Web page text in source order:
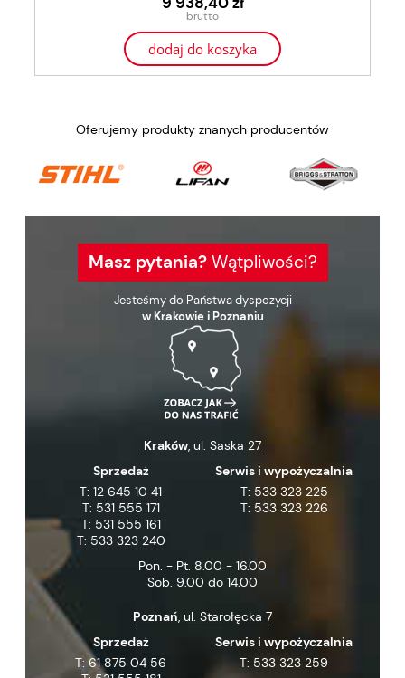
dodaj do koszyka
Oferujemy produkty znanych producentów
Masz pytania?Wątpliwości?
Jesteśmy do Państwa dyspozycji
w Krakowie i Poznaniu
Kraków, ul. Saska 27
Sprzedaż
T:12 645 10 41
T: 531 555 171
T: 531 555 161
T: 533 323 240
Serwis i wypożyczalnia
T: 533 323 225
T: 533 323 226
Pon. - Pt. 8.00 - 16.00
Sob. 9.00 do 14.00
Poznań, ul. Starołęcka 7
Sprzedaż
T:61 875 04 56
Serwis i wypożyczalnia
T: 533 323 259